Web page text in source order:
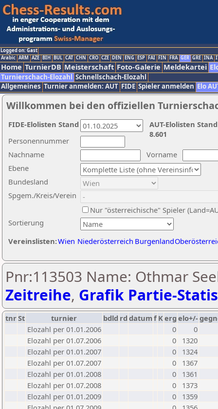
Logged on: Gast
Arabic ARM AZE BIH BUL CAT CHN CRO CZE DEN ENG ESP FAI FIN FRA GER GRE INA
Home TurnierDB Meisterschaft Foto-Galerie Meldekartei
Turnierschach-Elozahl Schnellschach-Elozahl
Allgemeines Turnier anmelden: AUT FIDE Spieler anmelden Elo
Willkommen bei den offiziellen
Nachname
Vorname
Ebene
Sortierung
Personennummer
Bundesland
Spgem./Kreis/Verein
Nur "österreichische" Spieler
Vereinslisten:Wien Niederösterreich Burgenland
AUT-Elolisten
8.601
FIDE-Elolisten Stand
Pnr:113503 Name: Othmar
Zeitreihe, Grafik Partie-
tnrSt turnier bdld rd datumf Kerg elo+/-
Elozahl per 01.01.2006
0
0
Elozahl per 01.07.2006
0
1320
Elozahl per 01.01.2007
0
1324
Elozahl per 01.07.2007
0
1367
Elozahl per 01.01.2008
0
1361
Elozahl per 01.07.2008
0
1373
Elozahl per 01.01.2009
0
1359